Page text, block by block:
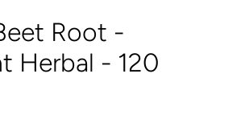
Root -
Herbal - 120